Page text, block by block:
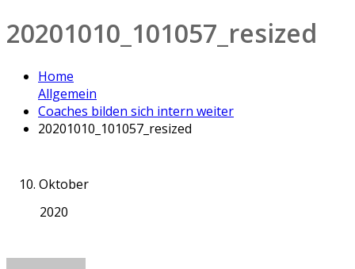
20201010_101057_resized
Home
Allgemein
Coaches bilden sich intern weiter
20201010_101057_resized
10. Oktober
2020